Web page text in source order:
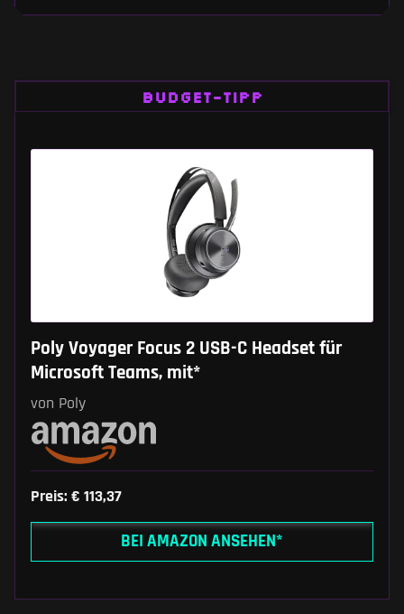
BUDGET-TIPP
Poly Voyager Focus 2 USB-C Headset für
Microsoft Teams, mit*
von Poly
Preis: € 113,37
BEI AMAZON ANSEHEN*